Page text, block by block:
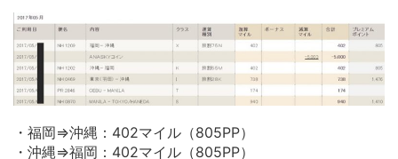
・福岡⇒沖縄：402マイル（805PP）
・沖縄⇒福岡：402マイル（805PP）